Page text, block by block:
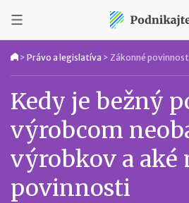
> Právo a legislatíva > Zákonné
Kedy je bežný
výrobcom
výrobkov a aké
povinnosti